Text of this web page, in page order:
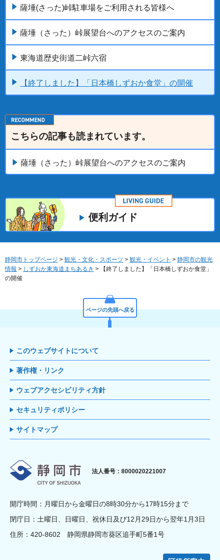
薩埵(さった)峠駐車場をご利用される皆様へ
薩埵（さった）峠展望台へのアクセスのご案内
東海道歴史街道二峠六宿
【終了しました】「日本橋しずおか食堂」の開催
こちらの記事も読まれています。
薩埵（さった）峠展望台へのアクセスのご案内
便利ガイド
静岡市トップページ > 観光・文化・スポーツ > 観光・イベント > 静岡市の観光
情報 > しずおか東海道まちあるき > 【終了しました】「日本橋しずおか食堂」
の開催
ページの先頭へ戻る
このウェブサイトについて
著作権・リンク
ウェブアクセシビリティ方針
セキュリティポリシー
サイトマップ
静岡市
法人番号：8000020221007
開庁時間：月曜日から金曜日の8時30分から17時15分まで
閉庁日：土曜日、日曜日、祝休日及び12月29日から翌年1月3日
住所：420-8602 静岡県静岡市葵区追手町5番1号